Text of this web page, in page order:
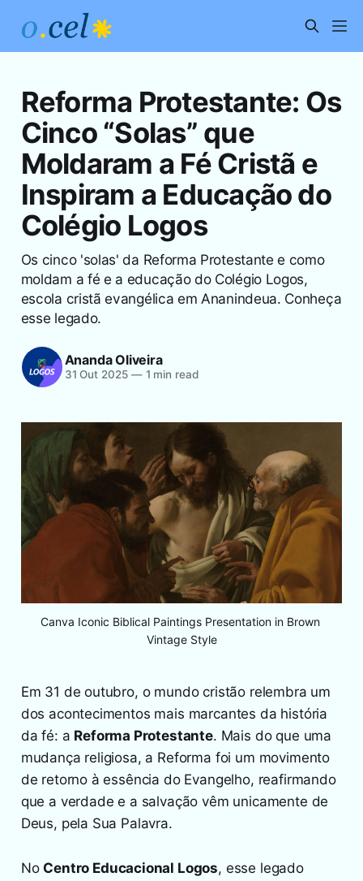
Reforma Protestante: Os
Cinco “Solas” que
Moldaram a Fé Cristã e
Inspiram a Educação do
Colégio Logos
Os cinco 'solas' da Reforma Protestante e como
moldam a fé e a educação do Colégio Logos,
escola cristã evangélica em Ananindeua. Conheça
esse legado.
Ananda Oliveira
31 Out 2025 —1 min read
Canva Iconic Biblical Paintings Presentation in Brown
Vintage Style
Em 31 de outubro, o mundo cristão relembra um
dos acontecimentos mais marcantes da história
da fé: a Reforma Protestante. Mais do que uma
mudança religiosa, a Reforma foi um movimento
de retorno à essência do Evangelho, reafirmando
que a verdade e a salvação vêm unicamente de
Deus, pela Sua Palavra.
No Centro Educacional Logos, esse legado